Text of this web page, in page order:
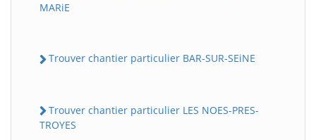
MARiE
Trouver chantier particulier BAR-SUR-SEiNE
Trouver chantier particulier LES NOES-PRES-
TROYES